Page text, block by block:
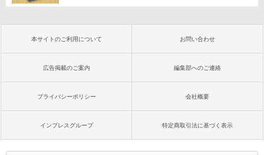
本サイトのご利用について お問い合わせ
広告掲載のご案内 編集部へのご連絡
プライバシーポリシー 会社概要
インプレスグループ 特定商取引法に基づく表示